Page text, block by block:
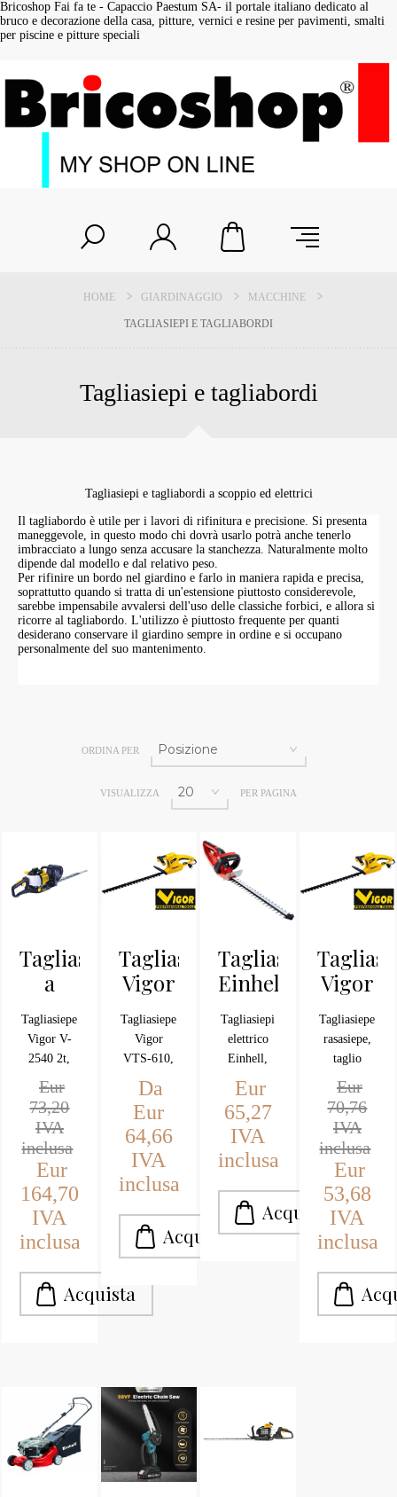
Bricoshop Fai fa te - Capaccio Paestum SA- il portale italiano dedicato al
bruco e decorazione della casa, pitture, vernici e resine per pavimenti, smalti
per piscine e pitture speciali
HOME GIARDINAGGIO MACCHINE
TAGLIASIEPI E TAGLIABORDI
Tagliasiepi e tagliabordi
Tagliasiepi e tagliabordi a scoppio ed elettrici
Il tagliabordo è utile per i lavori di rifinitura e precisione. Si presenta
maneggevole, in questo modo chi dovrà usarlo potrà anche tenerlo
imbracciato a lungo senza accusare la stanchezza. Naturalmente molto
dipende dal modello e dal relativo peso.
Per rifinire un bordo nel giardino e farlo in maniera rapida e precisa,
soprattutto quando si tratta di un'estensione piuttosto considerevole,
sarebbe impensabile avvalersi dell'uso delle classiche forbici, e allora si
ricorre al tagliabordo. L'utilizzo è piuttosto frequente per quanti
desiderano conservare il giardino sempre in ordine e si occupano
personalmente del suo mantenimento.
ORDINA PER
VISUALIZZA PER PAGINA
Tagliasiepe
a
scoppio
Vigor
V-
2540
2t
Tagliasiepe
Vigor V-
2540 2t,
55
Eur
73,20
IVA
inclusa
Eur
164,70
IVA
inclusa
Tagliasiepe
Vigor
VTS-
610
Tagliasiepe
Vigor
VTS-610,
61
Da
Eur
64,66
IVA
inclusa
Tagliasiepi
Einhell
GC-
EH
6055
Tagliasiepi
elettrico
Einhell,
GC-EH
6055, lama
tagliata al
laser.
Eur
65,27
IVA
inclusa
Vigor
VTS-
510
Tagliasiepe
rasasiepe,
taglio
watt.550
lame in
movimento
contrapposto,
motore
elettrico
lama a
doppia
azione.
Eur
70,76
IVA
inclusa
Eur
53,68
IVA
inclusa